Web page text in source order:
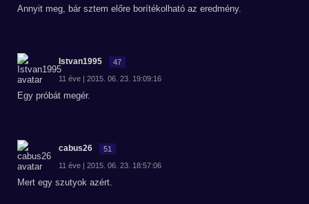
Annyit meg, bár sztem előre borítékolható az eredmény.
Istvan1995 47
11 éve | 2015. 06. 23. 19:09:16
Egy próbát megér.
cabus26 51
11 éve | 2015. 06. 23. 18:57:06
Mert egy szutyok azért.